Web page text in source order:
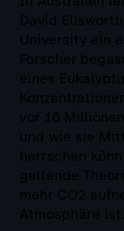
David
University ein
Forscher
eines
vor 16
und wie sie
herrschen
geltende
mehr CO2
Atmosphäre ist.